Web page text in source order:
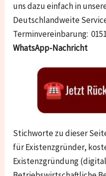
uns dazu einfach in
Deutschlandweite
Terminvereinbarung:
WhatsApp-Nachricht
Stichworte zu dieser
für Existenzgründer,
Existenzgründung